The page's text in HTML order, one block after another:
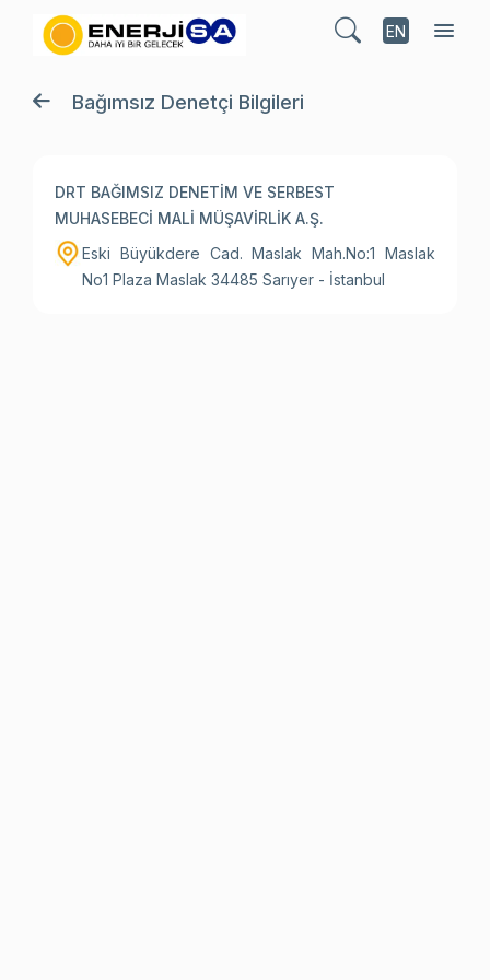
EN
Bağımsız Denetçi Bilgileri
DRT BAĞIMSIZ DENETİM VE SERBEST
MUHASEBECİ MALİ MÜŞAVİRLİK A.Ş.
Eski Büyükdere Cad. Maslak Mah.No:1 Maslak
No1 Plaza Maslak 34485 Sarıyer - İstanbul